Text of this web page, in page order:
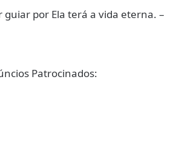
guiar por Ela terá a vida eterna. –
Patrocinados: